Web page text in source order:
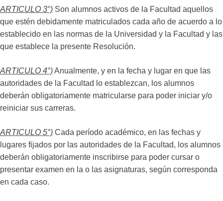
ARTICULO 3°) Son alumnos activos de la Facultad aquellos
que estén debidamente matriculados cada año de acuerdo a lo
establecido en las normas de la Universidad y la Facultad y las
que establece la presente Resolución.
ARTICULO 4°)Anualmente, y en la fecha y lugar en que las
autoridades de la Facultad lo establezcan, los alumnos
deberán obligatoriamente matricularse para poder iniciar y/o
reiniciar sus carreras.
ARTICULO 5°) Cada período académico, en las fechas y
lugares fijados por las autoridades de la Facultad, los alumnos
deberán obligatoriamente inscribirse para poder cursar o
presentar examen en la o las asignaturas, según corresponda
en cada caso.